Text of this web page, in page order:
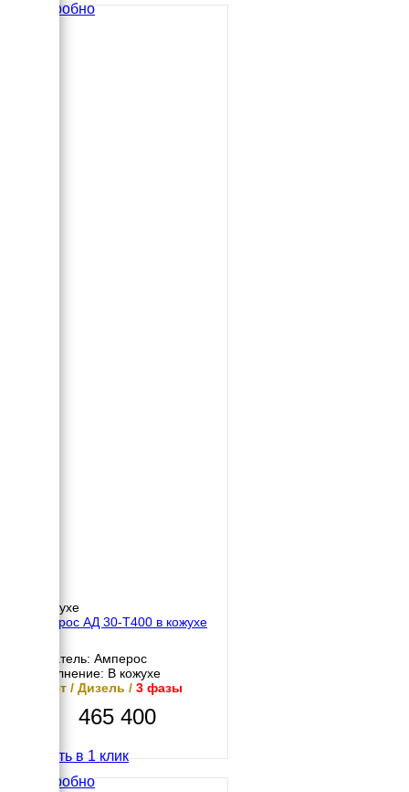
Подробно
В кожухе
Амперос АД 30-Т400 в кожухе
Двигатель: Амперос
Исполнение: В кожухе
30 кВт / Дизель / 3 фазы
465 400
Купить в 1 клик
Подробно